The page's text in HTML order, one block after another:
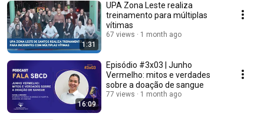
1:31
UPA Zona Leste realiza
treinamento para múltiplas
vítimas
67 views 1 month ago
16:09
Episódio #3x03 | Junho
Vermelho: mitos e verdades
sobre a doação de sangue
77 views 1 month ago